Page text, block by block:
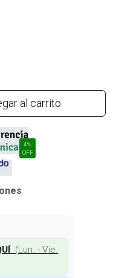
al carrito
4%
OFF
(Lun. - Vie.